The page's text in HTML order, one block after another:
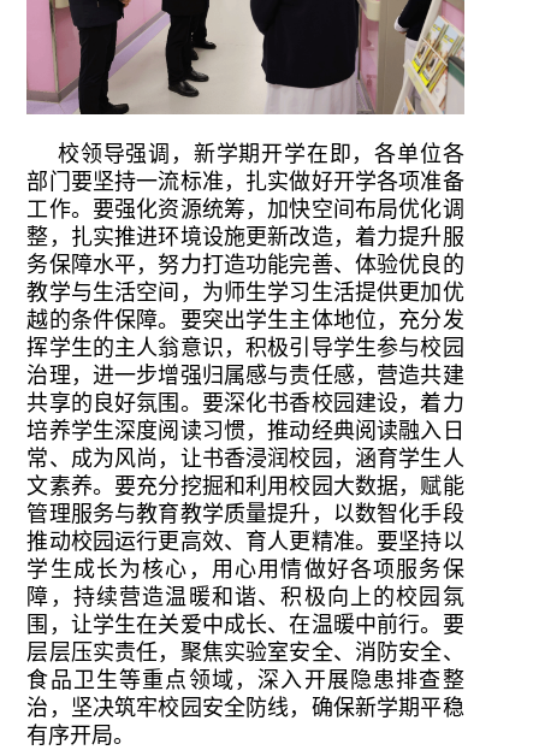
校领导强调，新学期开学在即，各单位各
部门要坚持一流标准，扎实做好开学各项准备
工作。要强化资源统筹，加快空间布局优化调
整，扎实推进环境设施更新改造，着力提升服
务保障水平，努力打造功能完善、体验优良的
教学与生活空间，为师生学习生活提供更加优
越的条件保障。要突出学生主体地位，充分发
挥学生的主人翁意识，积极引导学生参与校园
治理，进一步增强归属感与责任感，营造共建
共享的良好氛围。要深化书香校园建设，着力
培养学生深度阅读习惯，推动经典阅读融入日
常、成为风尚，让书香浸润校园，涵育学生人
文素养。要充分挖掘和利用校园大数据，赋能
管理服务与教育教学质量提升，以数智化手段
推动校园运行更高效、育人更精准。要坚持以
学生成长为核心，用心用情做好各项服务保
障，持续营造温暖和谐、积极向上的校园氛
围，让学生在关爱中成长、在温暖中前行。要
层层压实责任，聚焦实验室安全、消防安全、
食品卫生等重点领域，深入开展隐患排查整
治，坚决筑牢校园安全防线，确保新学期平稳
有序开局。